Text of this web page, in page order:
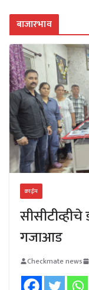
बाजारभाव
क्राईम
गजाआड
Checkmate news